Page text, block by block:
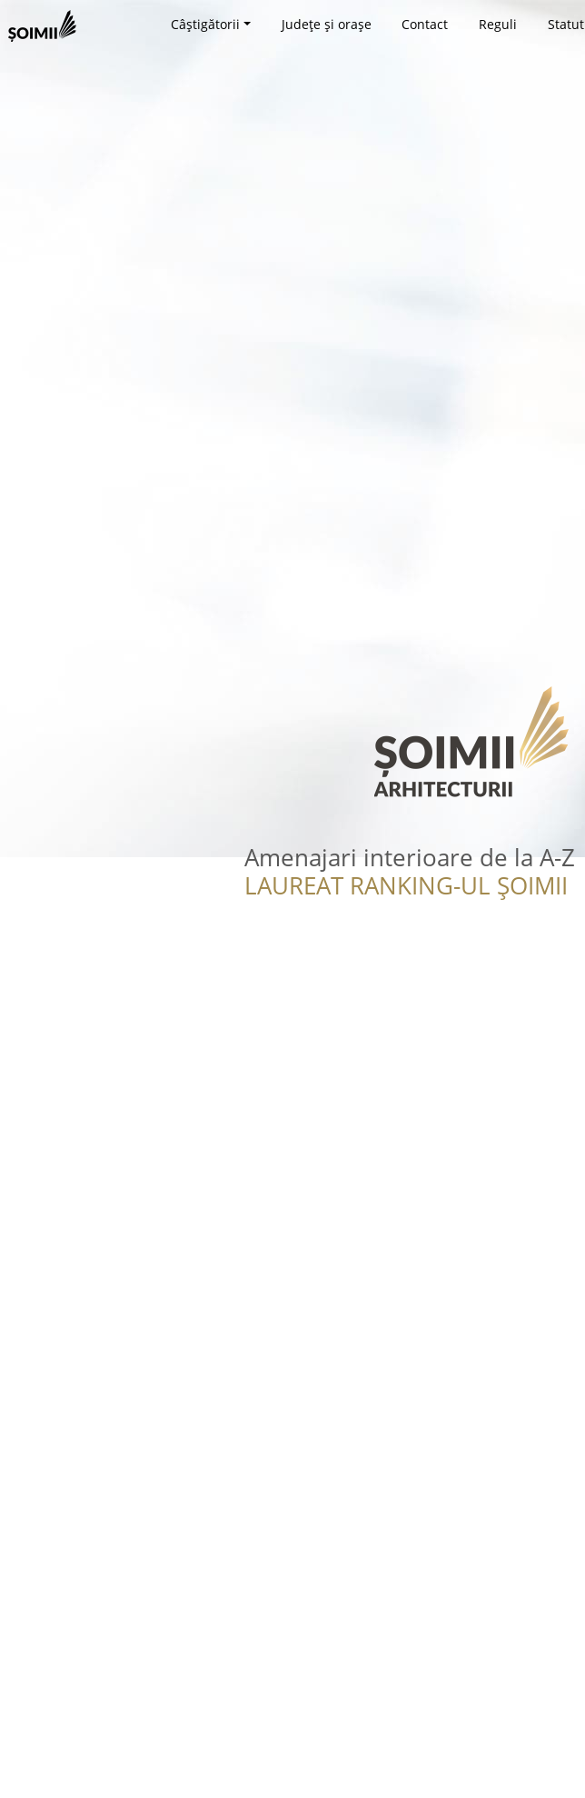
Câștigătorii Județe și orașe Contact Reguli Statut
Amenajari interioare de la A-Z
LAUREAT RANKING-UL ȘOIMII